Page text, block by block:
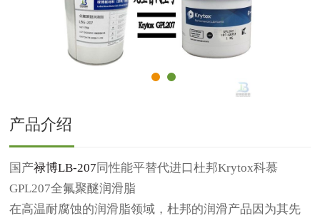
产品介绍
国产禄博LB-207同性能平替代进口杜邦Krytox科慕
GPL207全氟聚醚润滑脂
在高温耐腐蚀的润滑脂领域，杜邦的润滑产品因为其先